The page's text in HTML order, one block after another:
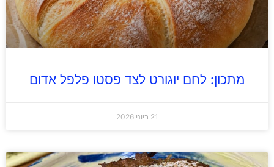
מתכון: לחם יוגורט לצד פסטו פלפל אדום
21 ביוני 2026